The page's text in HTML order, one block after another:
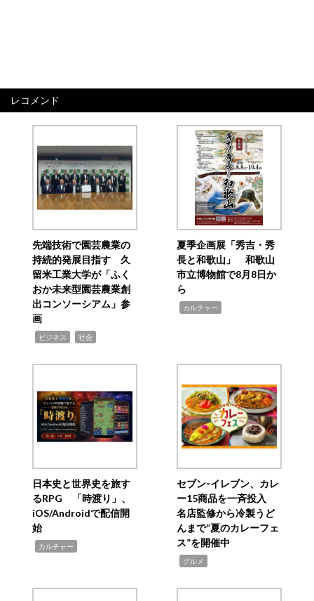
レコメンド
先端技術で園芸農業の
持続的発展目指す 久
留米工業大学が「ふく
おか未来型園芸農業創
出コンソーシアム」参
画
ビジネス 社会
夏季企画展「秀吉・秀
長と和歌山」 和歌山
市立博物館で8月8日か
ら
カルチャー
日本史と世界史を旅す
るRPG 「時渡り」、
iOS/Androidで配信開
始
カルチャー
セブン‐イレブン、カレ
ー15商品を一斉投入
名店監修から冷製うど
んまで“夏のカレーフェ
ス”を開催中
グルメ